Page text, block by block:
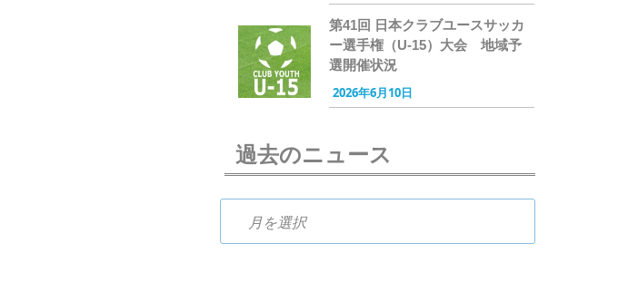
第41回 日本クラブユースサッカ
ー選手権（U-15）大会 地域予
選開催状況
2026年6月10日
過去のニュース